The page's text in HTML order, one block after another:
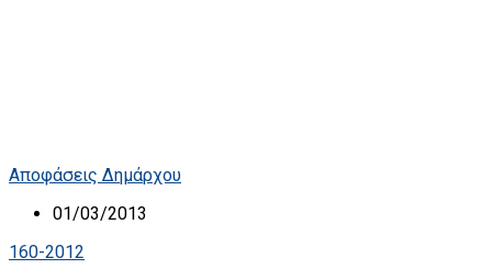
Αποφάσεις Δημάρχου
01/03/2013
160-2012